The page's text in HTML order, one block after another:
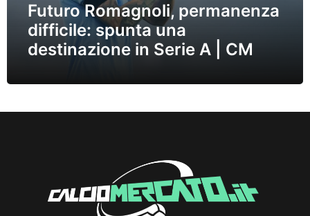
Futuro Romagnoli, permanenza
difficile: spunta una
destinazione in Serie A | CM